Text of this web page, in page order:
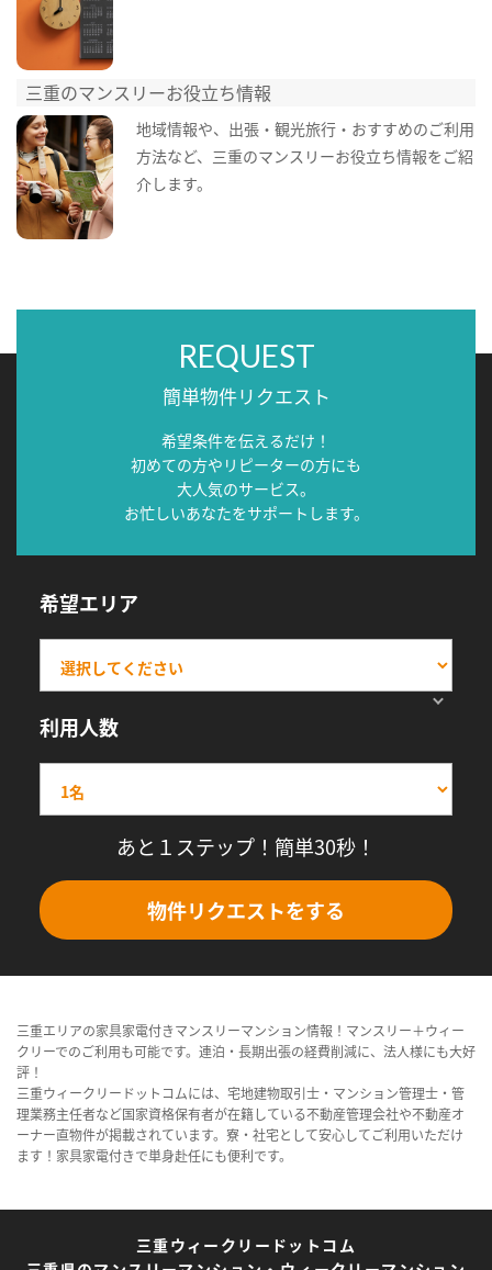
三重のマンスリーお役立ち情報
地域情報や、出張・観光旅行・おすすめのご利用
方法など、三重のマンスリーお役立ち情報をご紹
介します。
REQUEST
簡単物件リクエスト
希望条件を伝えるだけ！
初めての方やリピーターの方にも
大人気のサービス。
お忙しいあなたをサポートします。
希望エリア
利用人数
あと１ステップ！簡単30秒！
物件リクエストをする
三重エリアの家具家電付きマンスリーマンション情報！マンスリー＋ウィー
クリーでのご利用も可能です。連泊・長期出張の経費削減に、法人様にも大好
評！
三重ウィークリードットコムには、宅地建物取引士・マンション管理士・管
理業務主任者など国家資格保有者が在籍している不動産管理会社や不動産オ
ーナー直物件が掲載されています。寮・社宅として安心してご利用いただけ
ます！家具家電付きで単身赴任にも便利です。
三重ウィークリードットコム